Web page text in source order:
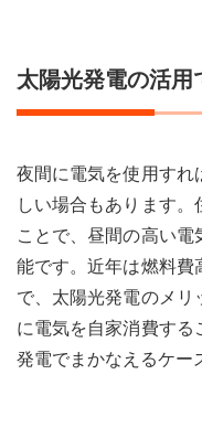
太陽光発電の活用
夜間に電気を使用すれ
しい場合もあります
ことで、昼間の高い
能です。近年は燃料費
で、太陽光発電のメリ
に電気を自家消費する
発電でまかなえるケー